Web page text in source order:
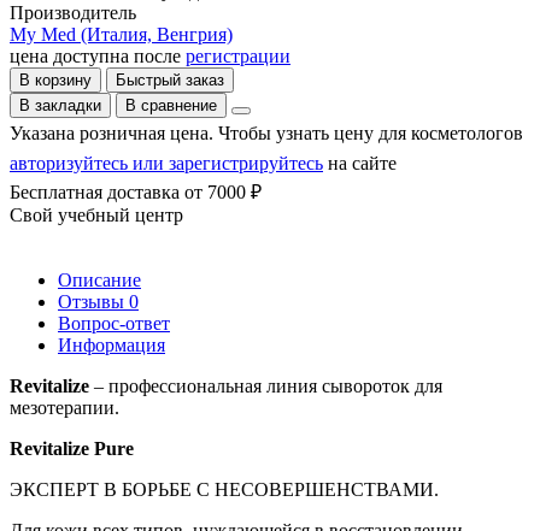
Производитель
My Med (Италия, Венгрия)
цена доступна после регистрации
В корзину
Быстрый заказ
В закладки
В сравнение
Указана розничная цена. Чтобы узнать цену для косметологов
авторизуйтесь или зарегистрируйтесь на сайте
Бесплатная доставка от 7000 ₽
Свой учебный центр
Описание
Отзывы 0
Вопрос-ответ
Информация
Revitalize – профессиональная линия сывороток для
мезотерапии.
Revitalize Pure
ЭКСПЕРТ В БОРЬБЕ С НЕСОВЕРШЕНСТВАМИ.